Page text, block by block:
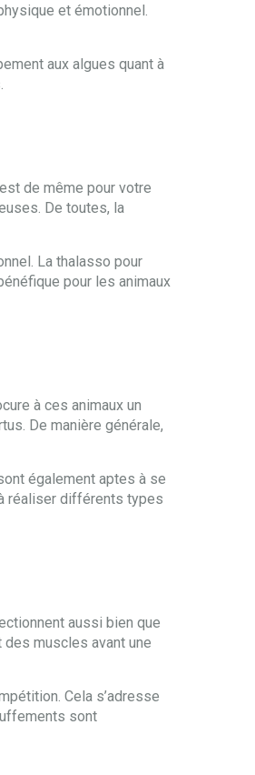
et émotionnel.
aux algues quant à
de même pour votre
De toutes, la
La thalasso pour
pour les animaux
à ces animaux un
De manière générale,
également aptes à se
réaliser différents types
aussi bien que
muscles avant une
Cela s’adresse
sont